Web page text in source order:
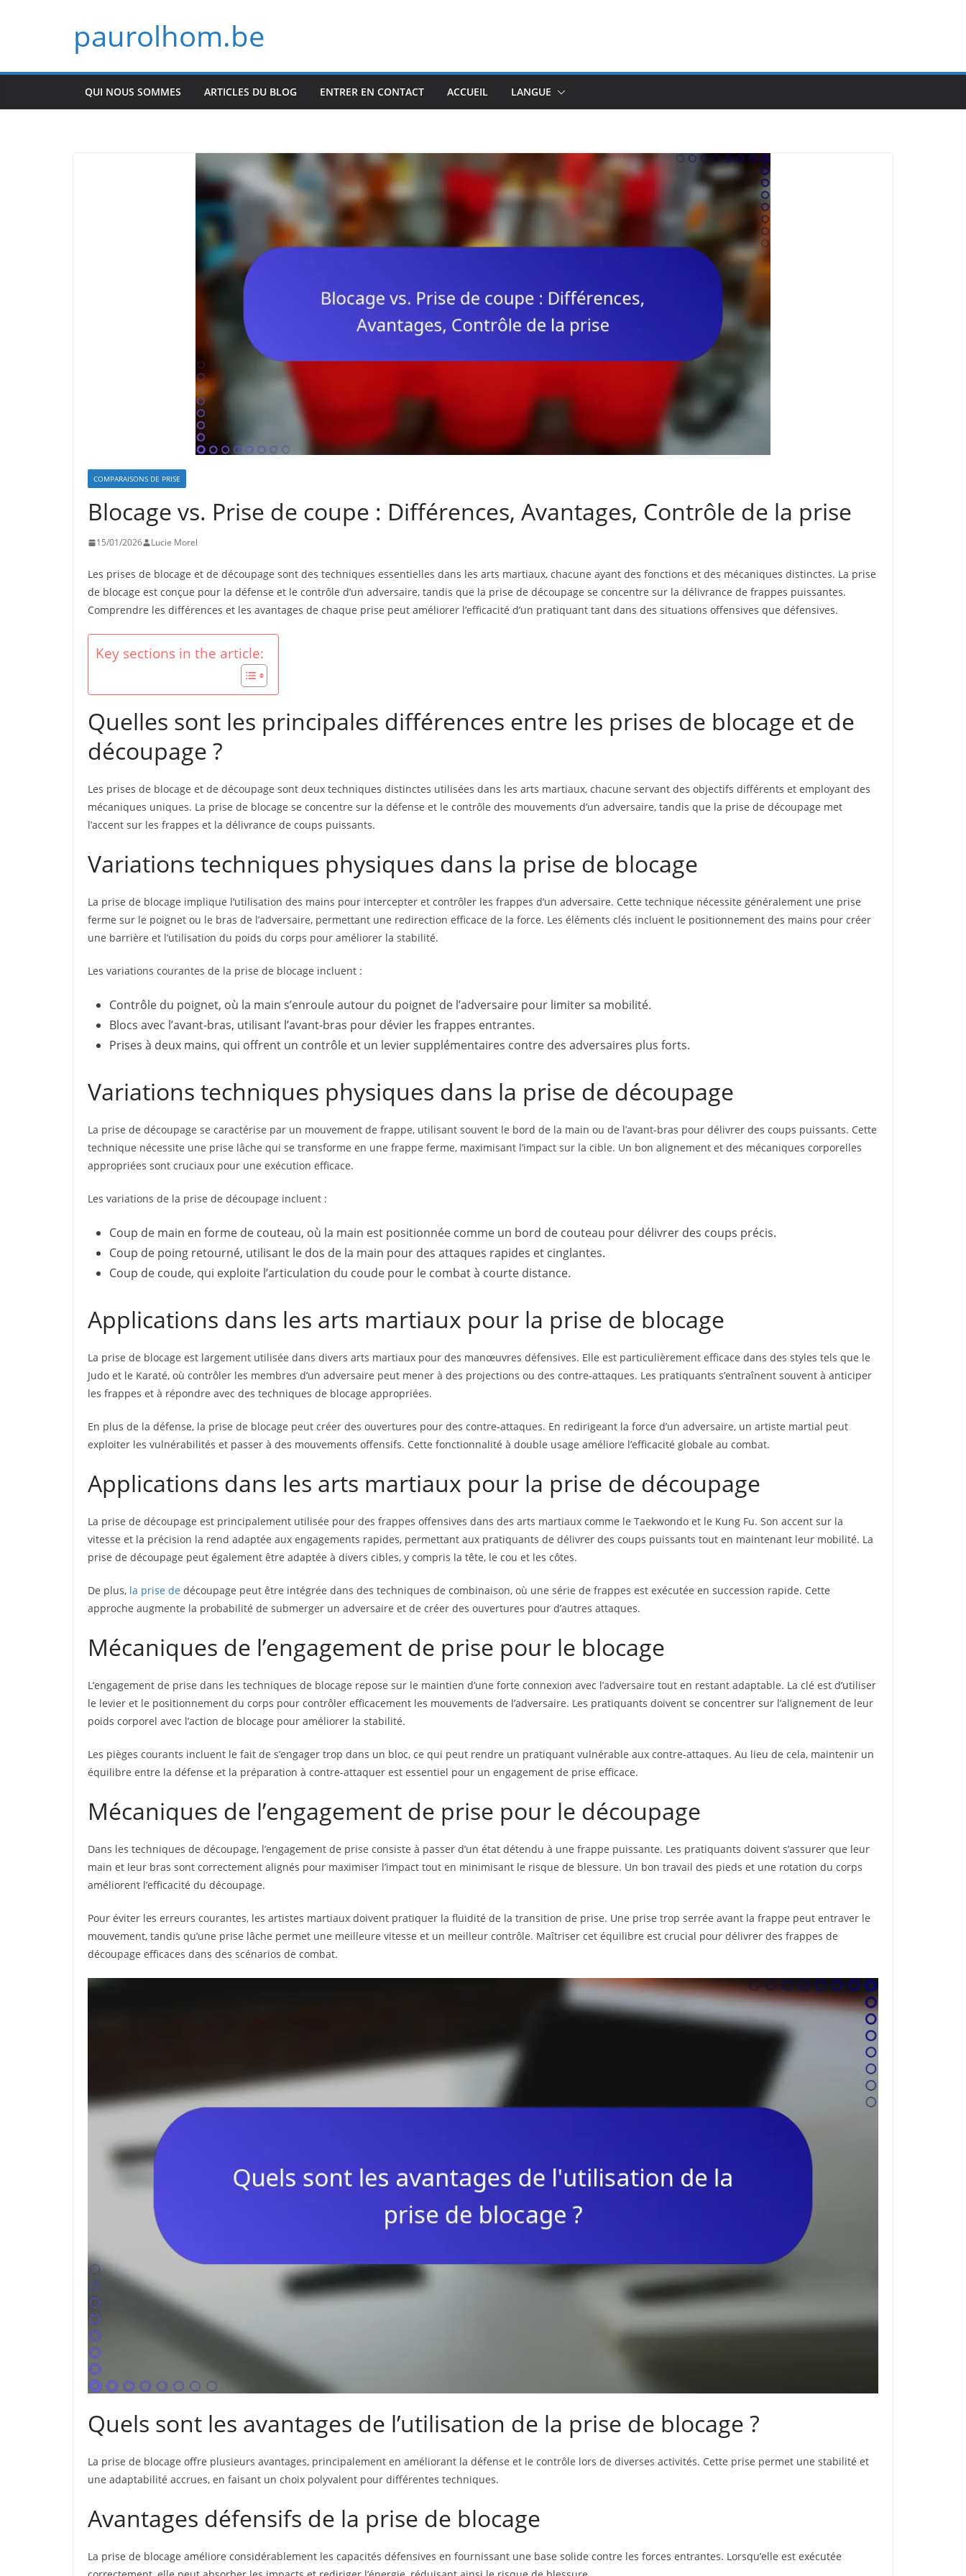
paurolhom.be
QUI NOUS SOMMES ARTICLES DU BLOG ENTRER EN CONTACT ACCUEIL LANGUE
COMPARAISONS DE PRISE
Blocage vs. Prise de coupe : Différences, Avantages, Contrôle de la prise
15/01/2026 Lucie Morel
Les prises de blocage et de découpage sont des techniques essentielles dans les arts martiaux, chacune ayant des fonctions et des mécaniques distinctes. La prise
de blocage est conçue pour la défense et le contrôle d’un adversaire, tandis que la prise de découpage se concentre sur la délivrance de frappes puissantes.
Comprendre les différences et les avantages de chaque prise peut améliorer l’efficacité d’un pratiquant tant dans des situations offensives que défensives.
Key sections in the article:
Quelles sont les principales différences entre les prises de blocage et de
découpage ?
Les prises de blocage et de découpage sont deux techniques distinctes utilisées dans les arts martiaux, chacune servant des objectifs différents et employant des
mécaniques uniques. La prise de blocage se concentre sur la défense et le contrôle des mouvements d’un adversaire, tandis que la prise de découpage met
l’accent sur les frappes et la délivrance de coups puissants.
Variations techniques physiques dans la prise de blocage
La prise de blocage implique l’utilisation des mains pour intercepter et contrôler les frappes d’un adversaire. Cette technique nécessite généralement une prise
ferme sur le poignet ou le bras de l’adversaire, permettant une redirection efficace de la force. Les éléments clés incluent le positionnement des mains pour créer
une barrière et l’utilisation du poids du corps pour améliorer la stabilité.
Les variations courantes de la prise de blocage incluent :
Contrôle du poignet, où la main s’enroule autour du poignet de l’adversaire pour limiter sa mobilité.
Blocs avec l’avant-bras, utilisant l’avant-bras pour dévier les frappes entrantes.
Prises à deux mains, qui offrent un contrôle et un levier supplémentaires contre des adversaires plus forts.
Variations techniques physiques dans la prise de découpage
La prise de découpage se caractérise par un mouvement de frappe, utilisant souvent le bord de la main ou de l’avant-bras pour délivrer des coups puissants. Cette
technique nécessite une prise lâche qui se transforme en une frappe ferme, maximisant l’impact sur la cible. Un bon alignement et des mécaniques corporelles
appropriées sont cruciaux pour une exécution efficace.
Les variations de la prise de découpage incluent :
Coup de main en forme de couteau, où la main est positionnée comme un bord de couteau pour délivrer des coups précis.
Coup de poing retourné, utilisant le dos de la main pour des attaques rapides et cinglantes.
Coup de coude, qui exploite l’articulation du coude pour le combat à courte distance.
Applications dans les arts martiaux pour la prise de blocage
La prise de blocage est largement utilisée dans divers arts martiaux pour des manœuvres défensives. Elle est particulièrement efficace dans des styles tels que le
Judo et le Karaté, où contrôler les membres d’un adversaire peut mener à des projections ou des contre-attaques. Les pratiquants s’entraînent souvent à anticiper
les frappes et à répondre avec des techniques de blocage appropriées.
En plus de la défense, la prise de blocage peut créer des ouvertures pour des contre-attaques. En redirigeant la force d’un adversaire, un artiste martial peut
exploiter les vulnérabilités et passer à des mouvements offensifs. Cette fonctionnalité à double usage améliore l’efficacité globale au combat.
Applications dans les arts martiaux pour la prise de découpage
La prise de découpage est principalement utilisée pour des frappes offensives dans des arts martiaux comme le Taekwondo et le Kung Fu. Son accent sur la
vitesse et la précision la rend adaptée aux engagements rapides, permettant aux pratiquants de délivrer des coups puissants tout en maintenant leur mobilité. La
prise de découpage peut également être adaptée à divers cibles, y compris la tête, le cou et les côtes.
De plus, la prise de découpage peut être intégrée dans des techniques de combinaison, où une série de frappes est exécutée en succession rapide. Cette
approche augmente la probabilité de submerger un adversaire et de créer des ouvertures pour d’autres attaques.
Mécaniques de l’engagement de prise pour le blocage
L’engagement de prise dans les techniques de blocage repose sur le maintien d’une forte connexion avec l’adversaire tout en restant adaptable. La clé est d’utiliser
le levier et le positionnement du corps pour contrôler efficacement les mouvements de l’adversaire. Les pratiquants doivent se concentrer sur l’alignement de leur
poids corporel avec l’action de blocage pour améliorer la stabilité.
Les pièges courants incluent le fait de s’engager trop dans un bloc, ce qui peut rendre un pratiquant vulnérable aux contre-attaques. Au lieu de cela, maintenir un
équilibre entre la défense et la préparation à contre-attaquer est essentiel pour un engagement de prise efficace.
Mécaniques de l’engagement de prise pour le découpage
Dans les techniques de découpage, l’engagement de prise consiste à passer d’un état détendu à une frappe puissante. Les pratiquants doivent s’assurer que leur
main et leur bras sont correctement alignés pour maximiser l’impact tout en minimisant le risque de blessure. Un bon travail des pieds et une rotation du corps
améliorent l’efficacité du découpage.
Pour éviter les erreurs courantes, les artistes martiaux doivent pratiquer la fluidité de la transition de prise. Une prise trop serrée avant la frappe peut entraver le
mouvement, tandis qu’une prise lâche permet une meilleure vitesse et un meilleur contrôle. Maîtriser cet équilibre est crucial pour délivrer des frappes de
découpage efficaces dans des scénarios de combat.
Quels sont les avantages de l’utilisation de la prise de blocage ?
La prise de blocage offre plusieurs avantages, principalement en améliorant la défense et le contrôle lors de diverses activités. Cette prise permet une stabilité et
une adaptabilité accrues, en faisant un choix polyvalent pour différentes techniques.
Avantages défensifs de la prise de blocage
La prise de blocage améliore considérablement les capacités défensives en fournissant une base solide contre les forces entrantes. Lorsqu’elle est exécutée